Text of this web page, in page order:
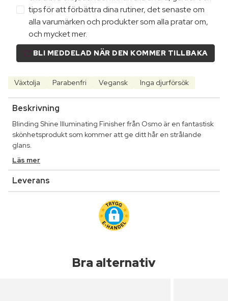
tips för att förbättra dina rutiner, det senaste om
alla varumärken och produkter som alla pratar om,
och mycket mer.
BLI MEDDELAD NÄR DEN KOMMER TILLBAKA
Växtolja Parabenfri Vegansk Inga djurförsök
Beskrivning
Blinding Shine Illuminating Finisher från Osmo är en fantastisk
skönhetsprodukt som kommer att ge ditt hår en strålande
glans.
Läs mer
Leverans
Bra alternativ